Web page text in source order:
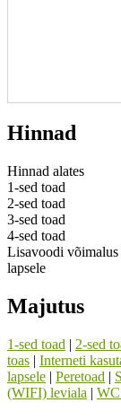
Hinnad
Hinnad alates
1-sed toad
2-sed toad
3-sed toad
4-sed toad
Lisavoodi võimalus
lapsele
Majutus
1-sed toad | 2-sed
toas | Interneti
lapsele | Peretoad |
(WIFI) leviala | WC